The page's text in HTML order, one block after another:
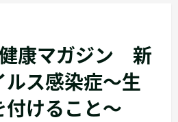
健康マガジン 新
ス感染症～生
けること～